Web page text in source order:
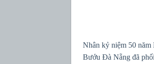
Nhân kỷ niệm 50
Bướu Đà Nẵng đã